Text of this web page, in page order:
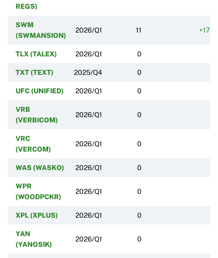
REGS)
SWM
(SWMANSION)
2026/Q1 11
TLX (TALEX) 2026/Q1 0
TXT (TEXT) 2025/Q4 0
UFC (UNIFIED) 2026/Q1 0
VRB
(VERBICOM)
2026/Q1 0
VRC
(VERCOM)
2026/Q1 0
WAS (WASKO) 2026/Q1 0
WPR
(WOODPCKR)
2026/Q1 0
XPL (XPLUS) 2026/Q1 0
YAN
(YANOSIK)
2026/Q1 0